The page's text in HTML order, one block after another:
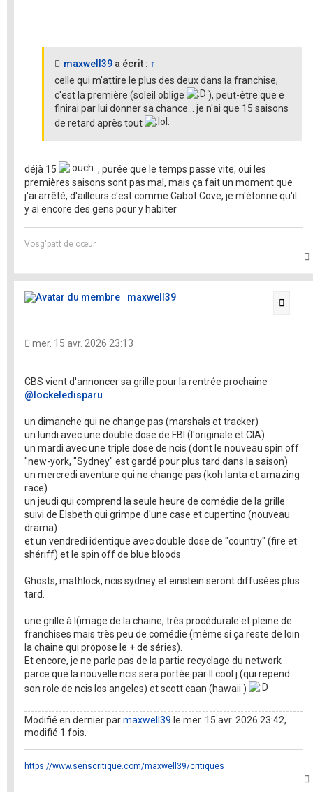
maxwell39 a écrit : ↑
celle qui m'attire le plus des deux dans la franchise,
c'est la première (soleil oblige
), peut-être que e
finirai par lui donner sa chance... je n'ai que 15 saisons
de retard après tout
déjà 15
, purée que le temps passe vite, oui les
premières saisons sont pas mal, mais ça fait un moment que
j'ai arrêté, d'ailleurs c'est comme Cabot Cove, je m'étonne qu'il
y ai encore des gens pour y habiter
Vosg'patt de cœur
maxwell39
mer. 15 avr. 2026 23:13
CBS vient d'annoncer sa grille pour la rentrée prochaine
@lockeledisparu
un dimanche qui ne change pas (marshals et tracker)
un lundi avec une double dose de FBI (l'originale et CIA)
un mardi avec une triple dose de ncis (dont le nouveau spin off
"new-york, "Sydney" est gardé pour plus tard dans la saison)
un mercredi aventure qui ne change pas (koh lanta et amazing
race)
un jeudi qui comprend la seule heure de comédie de la grille
suivi de Elsbeth qui grimpe d'une case et cupertino (nouveau
drama)
et un vendredi identique avec double dose de "country" (fire et
shériff) et le spin off de blue bloods
Ghosts, mathlock, ncis sydney et einstein seront diffusées plus
tard.
une grille à l(image de la chaine, très procédurale et pleine de
franchises mais très peu de comédie (même si ça reste de loin
la chaine qui propose le + de séries).
Et encore, je ne parle pas de la partie recyclage du network
parce que la nouvelle ncis sera portée par ll cool j (qui repend
son role de ncis los angeles) et scott caan (hawaii )
Modifié en dernier parmaxwell39 le mer. 15 avr. 2026 23:42,
modifié 1 fois.
https://www.senscritique.com/maxwell39/critiques